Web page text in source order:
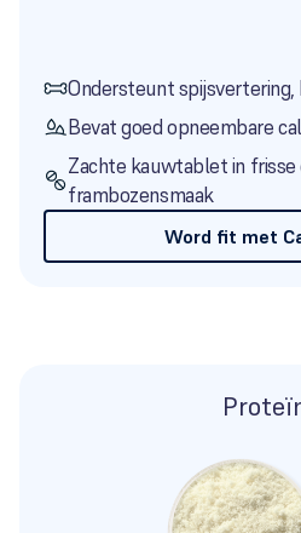
Ondersteunt
Bevat goed opneembare
Zachte kauwtablet in
frambozensmaak
Word fit met